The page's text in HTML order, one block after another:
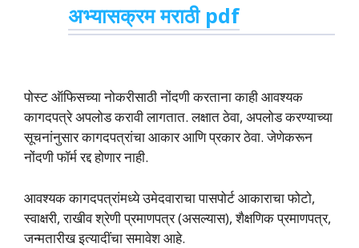
अभ्यासक्रम मराठी pdf
पोस्ट ऑफिसच्या नोकरीसाठी नोंदणी करताना काही आवश्यक
कागदपत्रे अपलोड करावी लागतात. लक्षात ठेवा, अपलोड करण्याच्या
सूचनांनुसार कागदपत्रांचा आकार आणि प्रकार ठेवा. जेणेकरून
नोंदणी फॉर्म रद्द होणार नाही.
आवश्यक कागदपत्रांमध्ये उमेदवाराचा पासपोर्ट आकाराचा फोटो,
स्वाक्षरी, राखीव श्रेणी प्रमाणपत्र (असल्यास), शैक्षणिक प्रमाणपत्र,
जन्मतारीख इत्यादींचा समावेश आहे.